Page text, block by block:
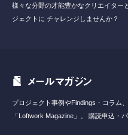
様々な分野の才能豊かなクリエイター
ジェクトに チャレンジしませんか？
メールマガジン
プロジェクト事例やFindings・コラム
「Loftwork Magazine」。
購読申込・